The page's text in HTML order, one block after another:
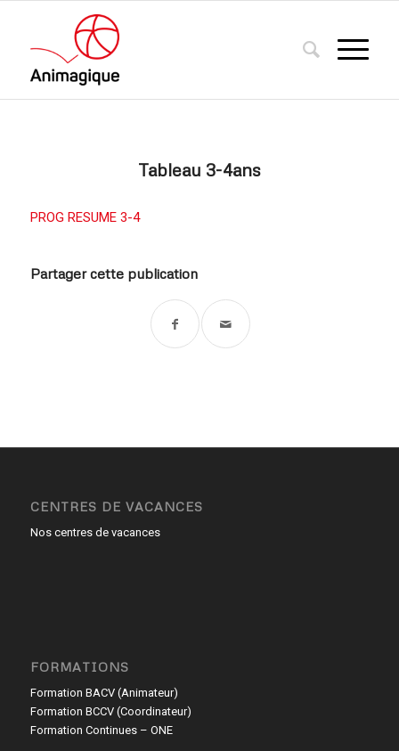
Tableau 3-4ans
PROG RESUME 3-4
Partager cette publication
CENTRES DE VACANCES
Nos centres de vacances
FORMATIONS
Formation BACV (Animateur)
Formation BCCV (Coordinateur)
Formation Continues – ONE